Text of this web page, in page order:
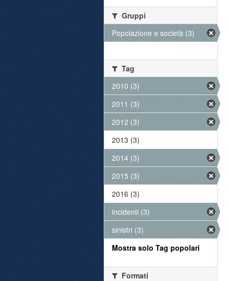
Gruppi
Popolazione e società (3)
Tag
2010 (3)
2011 (3)
2012 (3)
2013 (3)
2014 (3)
2015 (3)
2016 (3)
incidenti (3)
sinistri (3)
Mostra solo Tag popolari
Formati